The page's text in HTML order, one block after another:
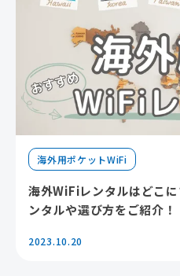
海外用ポケットWiFi
海外WiFiレンタルはどこ
ンタルや選び方をご紹介！
2023.10.20